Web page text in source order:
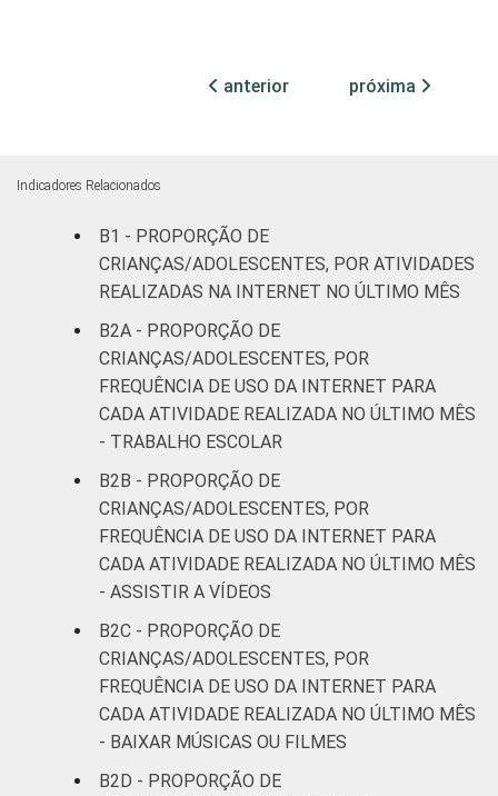
anterior próxima
Indicadores Relacionados
B1 - PROPORÇÃO DE
CRIANÇAS/ADOLESCENTES, POR ATIVIDADES
REALIZADAS NA INTERNET NO ÚLTIMO MÊS
B2A - PROPORÇÃO DE
CRIANÇAS/ADOLESCENTES, POR
FREQUÊNCIA DE USO DA INTERNET PARA
CADA ATIVIDADE REALIZADA NO ÚLTIMO MÊS
- TRABALHO ESCOLAR
B2B - PROPORÇÃO DE
CRIANÇAS/ADOLESCENTES, POR
FREQUÊNCIA DE USO DA INTERNET PARA
CADA ATIVIDADE REALIZADA NO ÚLTIMO MÊS
- ASSISTIR A VÍDEOS
B2C - PROPORÇÃO DE
CRIANÇAS/ADOLESCENTES, POR
FREQUÊNCIA DE USO DA INTERNET PARA
CADA ATIVIDADE REALIZADA NO ÚLTIMO MÊS
- BAIXAR MÚSICAS OU FILMES
B2D - PROPORÇÃO DE